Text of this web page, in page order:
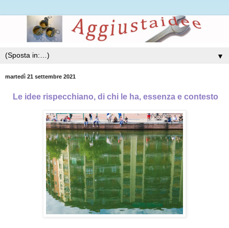
▼
martedì 21 settembre 2021
Le idee rispecchiano, di chi le ha, essenza e contesto